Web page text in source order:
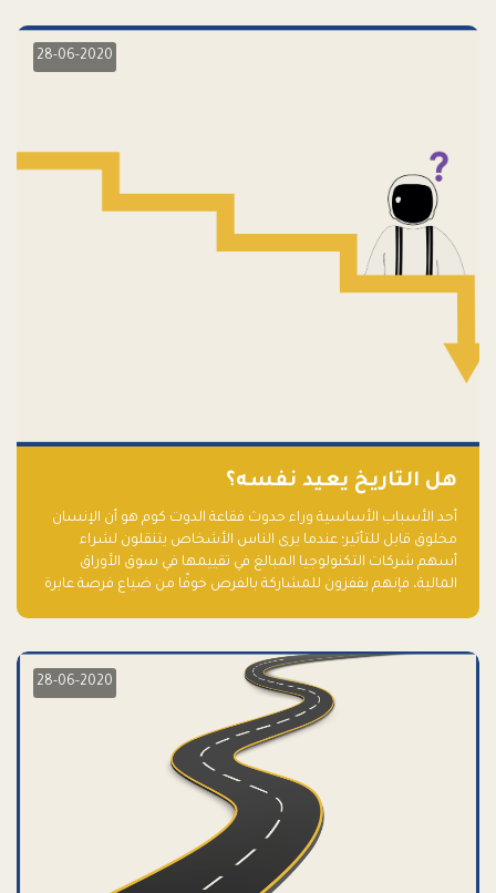
28-06-2020
هل التاريخ يعيد نفسه؟
أحد الأسباب الأساسية وراء حدوث فقاعة الدوت كوم هو أن الإنسان
مخلوق قابل للتأثير؛ عندما يرى الناس الأشخاص يتنقلون لشراء
أسهم شركات التكنولوجيا المبالغ في تقييمها في سوق الأوراق
المالية، فإنهم يقفزون للمشاركة بالفرص خوفًا من ضياع فرصة عابرة
28-06-2020